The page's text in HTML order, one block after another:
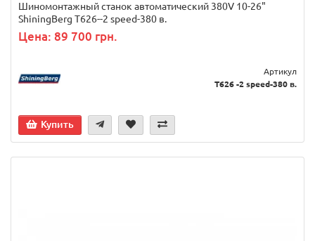
Шиномонтажный станок автоматический 380V 10-26"
ShiningBerg T626--2 speed-380 в.
Цена: 89 700 грн.
Артикул
T626 -2 speed-380 в.
Купить